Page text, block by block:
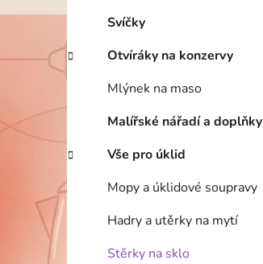
Svíčky
Otvíráky na konzervy
Mlýnek na maso
Malířské nářadí a doplňky
Vše pro úklid
Mopy a úklidové soupravy
Hadry a utěrky na mytí
Stěrky na sklo